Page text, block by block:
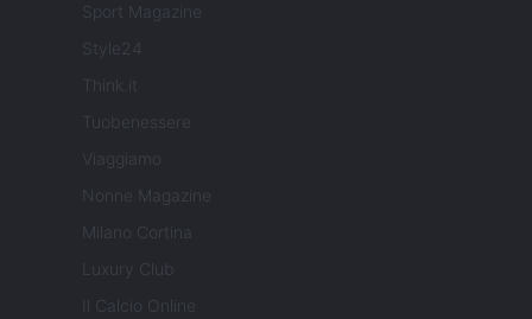
Sport Magazine
Style24
Think.it
Tuobenessere
Viaggiamo
Nonne Magazine
Milano Cortina
Luxury Club
Il Calcio Online